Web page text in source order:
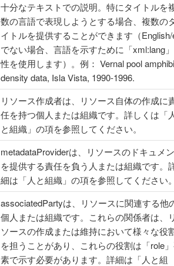
十分なテキストでの説明。特にタイトルを
数の言語で表現しようとする場合、複数の
イトルを提供することができます（
でない場合、言語を示すために「xml:lang
性を使用します）。例： Vernal pool
density data, Isla Vista, 1990-1996.
リソース作成者は、リソース自体の作成に
任を持つ個人または組織です。詳しくは「
と組織」の項を参照してください。
metadataProviderは、リソースのドキュメ
を提供する責任を負う人または組織です。
細は「人と組織」の項を参照してください
associatedPartyは、リソースに関連する他
個人または組織です。これらの関係者は、
ソースの作成または維持において様々な役
を担うことがあり、これらの役割は「role
素で示す必要があります。詳細は「人と組